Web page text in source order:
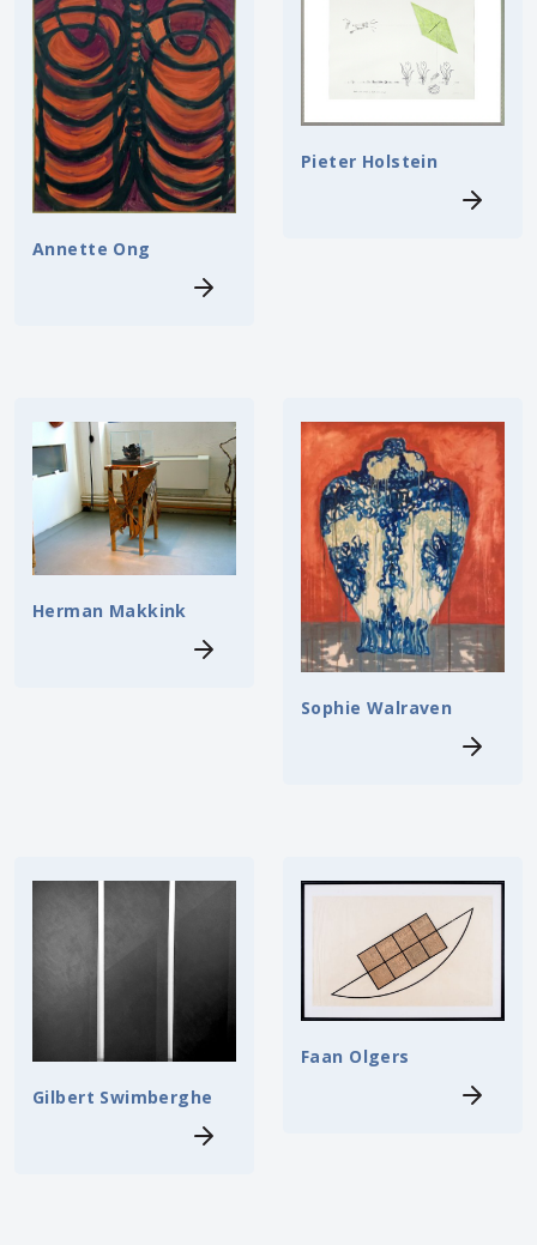
Annette Ong
Pieter Holstein
Herman Makkink
Sophie Walraven
Gilbert Swimberghe
Faan Olgers